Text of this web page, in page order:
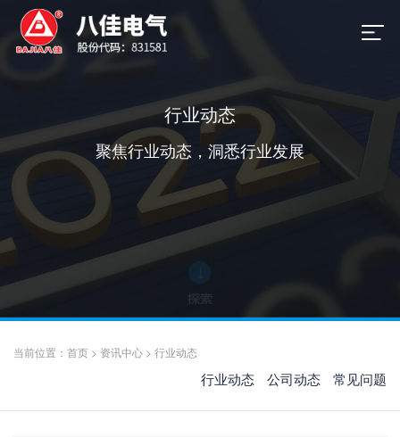
行业动态
聚焦行业动态，洞悉行业发展
当前位置： 首页 > 资讯中心 > 行业动态
行业动态 公司动态 常见问题